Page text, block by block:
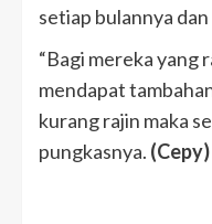
setiap bulannya
“Bagi mereka yang
mendapat
kurang rajin maka
pungkasnya. (Cepy)